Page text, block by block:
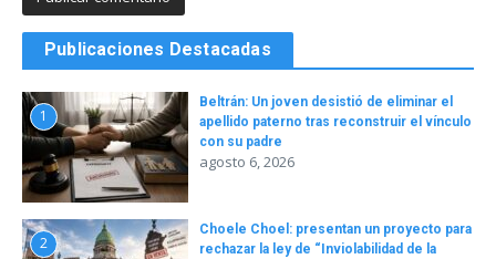
Publicaciones Destacadas
1
Beltrán: Un joven desistió de eliminar el
apellido paterno tras reconstruir el vínculo
con su padre
agosto 6, 2026
2
Choele Choel: presentan un proyecto para
rechazar la ley de “Inviolabilidad de la